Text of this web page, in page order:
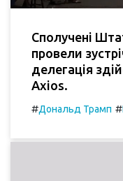
Сполучені
провели
делегація
Axios.
#Дональд Трамп #